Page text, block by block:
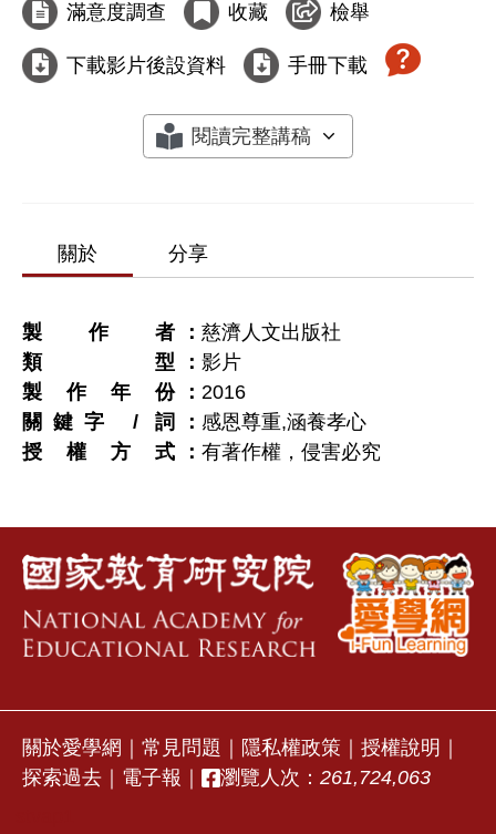
滿意度調查 收藏 檢舉
下載影片後設資料 手冊下載
閱讀完整講稿
關於 分享
製作者
慈濟人文出版社
類型
影片
製作年份
2016
關鍵字 / 詞
感恩尊重,涵養孝心
授權方式
有著作權，侵害必究
關於愛學網 常見問題 隱私權政策 授權說明
探索過去
電子報 瀏覽人次： 261,724,063